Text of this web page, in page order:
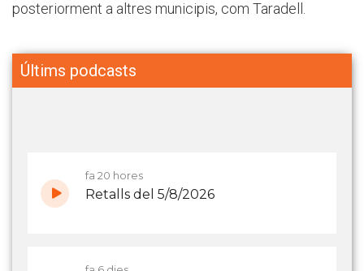
posteriorment a altres municipis, com Taradell.
Últims podcasts